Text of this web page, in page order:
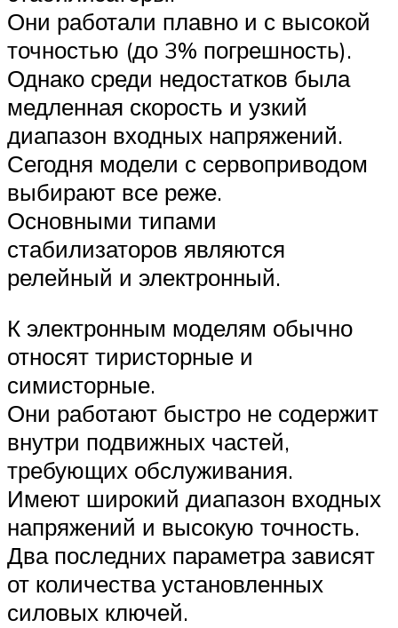
Они работали плавно и с высокой
точностью (до 3% погрешность).
Однако среди недостатков была
медленная скорость и узкий
диапазон входных напряжений.
Сегодня модели с сервоприводом
выбирают все реже.
Основными типами
стабилизаторов являются
релейный и электронный.
К электронным моделям обычно
относят тиристорные и
симисторные.
Они работают быстро не содержит
внутри подвижных частей,
требующих обслуживания.
Имеют широкий диапазон входных
напряжений и высокую точность.
Два последних параметра зависят
от количества установленных
силовых ключей.